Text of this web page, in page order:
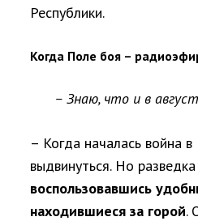
Республики.
Когда Поле боя –
– Знаю, что и в
– Когда началась война
выдвинуться. Но
воспользовавшись
находившиеся за горой.